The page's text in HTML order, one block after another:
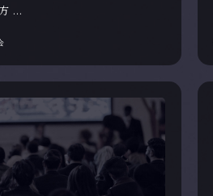
...